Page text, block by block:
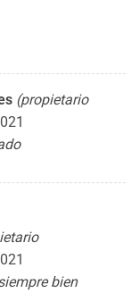
(propietario
bien